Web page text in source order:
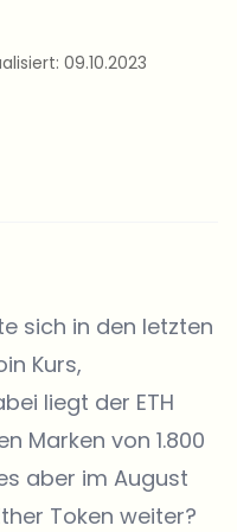
09.10.2023
sich in den letzten
Kurs,
liegt der ETH
Marken von 1.800
aber im August
Token weiter?